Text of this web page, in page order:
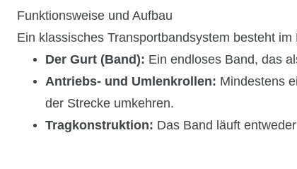
Funktionsweise und Aufbau
Ein klassisches Transportbandsystem besteht
Der Gurt (Band): Ein endloses Band, das
Antriebs- und Umlenkrollen: Mindestens
der Strecke umkehren.
Tragkonstruktion: Das Band läuft